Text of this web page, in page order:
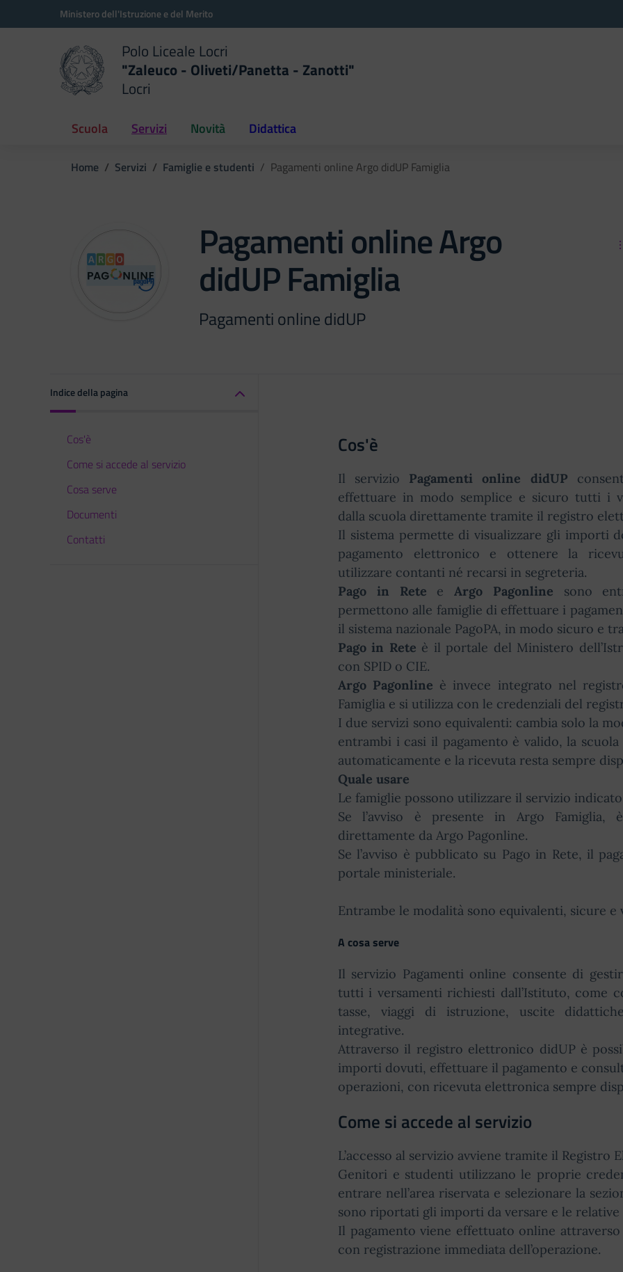
Vai ai contenuti
Vai al menu di navigazioneMinistero dell'Istruzione e del Merito
scuola
Polo Liceale Locri
"Zaleuco - Oliveti/Panetta - Zanotti"
Locri
Scuola Servizi Novità Didattica
Home Servizi Famiglie e studenti Pagamenti online Argo didUP Famiglia
Pagamenti online Argo
didUP Famiglia
Pagamenti online didUP
Indice della pagina
Cos'è
Come si accede al servizio
Cosa serve
Documenti
Contatti
Cos'è
Il servizio Pagamenti online didUP
effettuare in modo semplice e sicuro tutti i
dalla scuola direttamente tramite il registro
Il sistema permette di visualizzare gli importi
pagamento elettronico e ottenere la
utilizzare contanti né recarsi in segreteria.
Pago in Rete eArgo Pagonline sono
permettono alle famiglie di effettuare i
il sistema nazionale PagoPA, in modo sicuro e
Pago in Rete è il portale del Ministero
con SPID o CIE.
Argo Pagonline è invece integrato nel
Famiglia e si utilizza con le credenziali del
I due servizi sono equivalenti: cambia solo la
entrambi i casi il pagamento è valido, la
automaticamente e la ricevuta resta sempre
Quale usare
Le famiglie possono utilizzare il servizio
Se l’avviso è presente in Argo Famiglia,
direttamente da Argo Pagonline.
Se l’avviso è pubblicato su Pago in Rete, il
portale ministeriale.
Entrambe le modalità sono equivalenti, sicure e
A cosa serve
Il servizio Pagamenti online consente di
tutti i versamenti richiesti dall’Istituto, come
tasse, viaggi di istruzione, uscite
integrative.
Attraverso il registro elettronico didUP è
importi dovuti, effettuare il pagamento e
operazioni, con ricevuta elettronica sempre
Come si accede al servizio
L’accesso al servizio avviene tramite il Registro
Genitori e studenti utilizzano le proprie
entrare nell’area riservata e selezionare la
sono riportati gli importi da versare e le relative
Il pagamento viene effettuato online
con registrazione immediata dell’operazione.